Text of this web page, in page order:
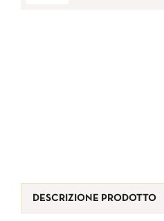
DESCRIZIONE PRODOTTO